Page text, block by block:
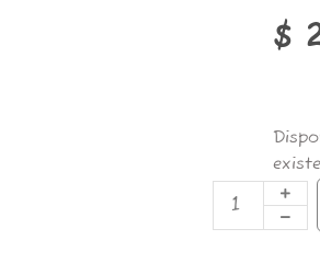
$
CYCLONES
2
COMUNES
ORIGINAL